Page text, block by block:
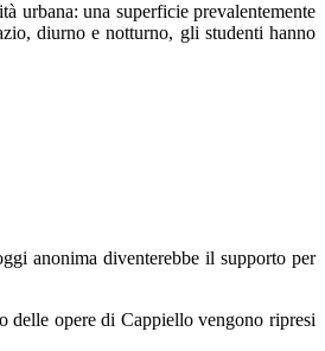
urbana: una superficie prevalentemente
diurno e notturno, gli studenti hanno
anonima diventerebbe il supporto per
delle opere di Cappiello vengono ripresi